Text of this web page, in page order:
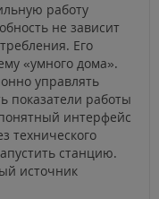
работу
не зависит
Его
«умного дома».
управлять
показатели работы
интерфейс
технического
станцию.
источник